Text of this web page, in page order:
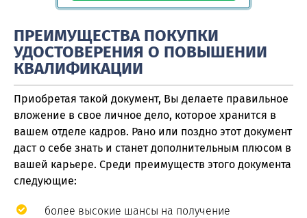
ПРЕИМУЩЕСТВА ПОКУПКИ
УДОСТОВЕРЕНИЯ О ПОВЫШЕНИИ
КВАЛИФИКАЦИИ
Приобретая такой документ, Вы делаете правильное
вложение в свое личное дело, которое хранится в
вашем отделе кадров. Рано или поздно этот документ
даст о себе знать и станет дополнительным плюсом в
вашей карьере. Среди преимуществ этого документа
следующие:
более высокие шансы на получение